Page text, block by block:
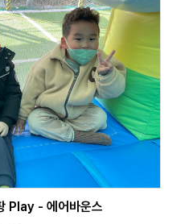
Play - 에어바운스